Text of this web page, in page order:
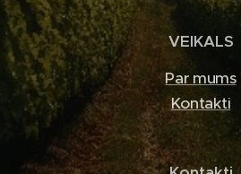
VEIKALS
Par mums
Kontakti